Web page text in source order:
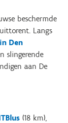
beschermde
Langs
Den
slingerende
aan De
(18 km),